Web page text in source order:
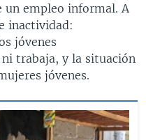
un empleo informal. A
inactividad:
jóvenes
trabaja, y la situación
jóvenes.